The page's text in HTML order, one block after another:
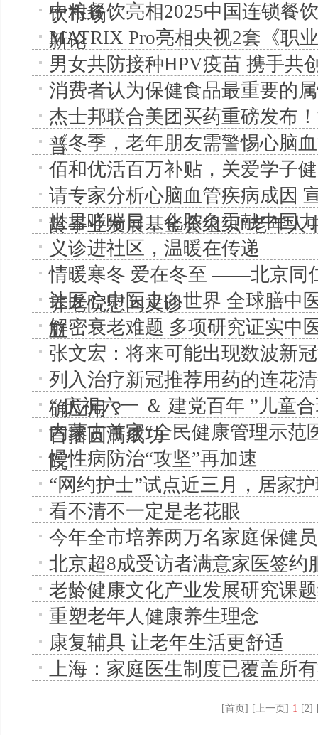
饮市场
中粮餐饮亮相2025中国连锁餐
新论
MATRIX Pro亮相央视2套《职
男女共防接种HPV疫苗 携手共
消费者认为保健食品最重要的
杰士邦联合美团买药重磅发布
普
《冬季，老年朋友需警惕心脑
佰和优活百万补贴，关爱学子
请专家分析心脑血管疾病成因
龄事业发展基金会组织“老年人
世界哮喘日，化脓灸贡献中国
义诊进社区，温暖在传递
情暖寒冬 爱在冬至 ——北京同
养老院慰问义诊
让匠心中医走向世界 全球膳中
立
解密衰老难题 多项研究证实中
张文宏：将来可能出现数波新
列入治疗新冠推荐用药的连花
确应用？
“ 庆祝六一 ＆ 建党百年 ”儿童
首播圆满成功
内蒙古首家“全民健康管理示范
院
慢性病防治“攻坚”再加速
“网约护士”试点近三月，居家
看不清不一定是老花眼
今年全市培养两万名家庭保健员
北京超8成受访者满意家医签约
老龄健康文化产业发展研究课
重塑老年人健康养生理念
康复辅具 让老年生活更舒适
上海：家庭医生制度已覆盖所
[首页] [上一页] 1 [2]